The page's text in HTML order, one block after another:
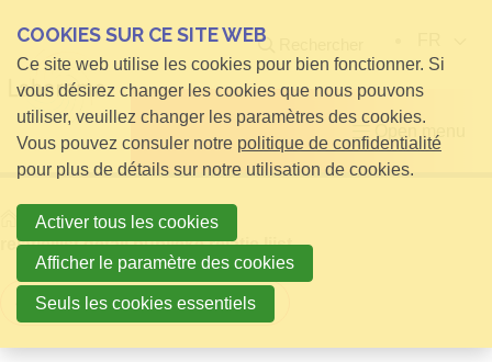
Open menu
Homeinfos pour Visiteurs
relatielijst detail publieke relatie lijst
Retour à la vue d'ensemble
COOKIES SUR CE SITE WEB
Ce site web utilise les cookies pour bien fonctionner. Si
vous désirez changer les cookies que nous pouvons
utiliser, veuillez changer les paramètres des cookies.
Vous pouvez consuler notre politique de confidentialité
pour plus de détails sur notre utilisation de cookies.
Activer tous les cookies
Afficher le paramètre des cookies
Seuls les cookies essentiels